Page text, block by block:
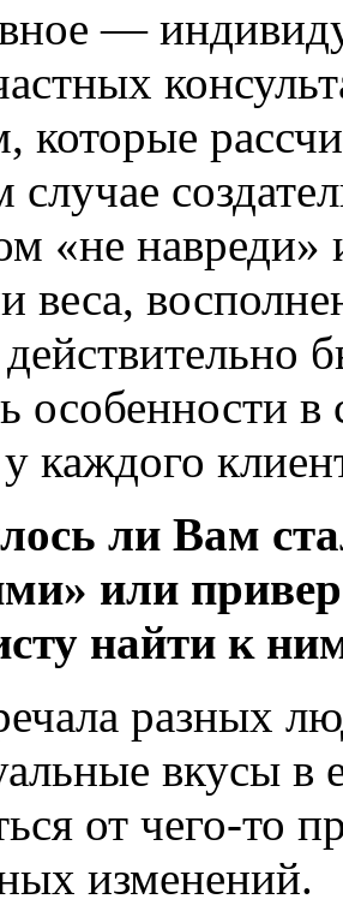
—
которые
«не навреди»
веса,
особенности в
каждого
ли Вам
или
найти к
разных
вкусы в
от чего-то
изменений.